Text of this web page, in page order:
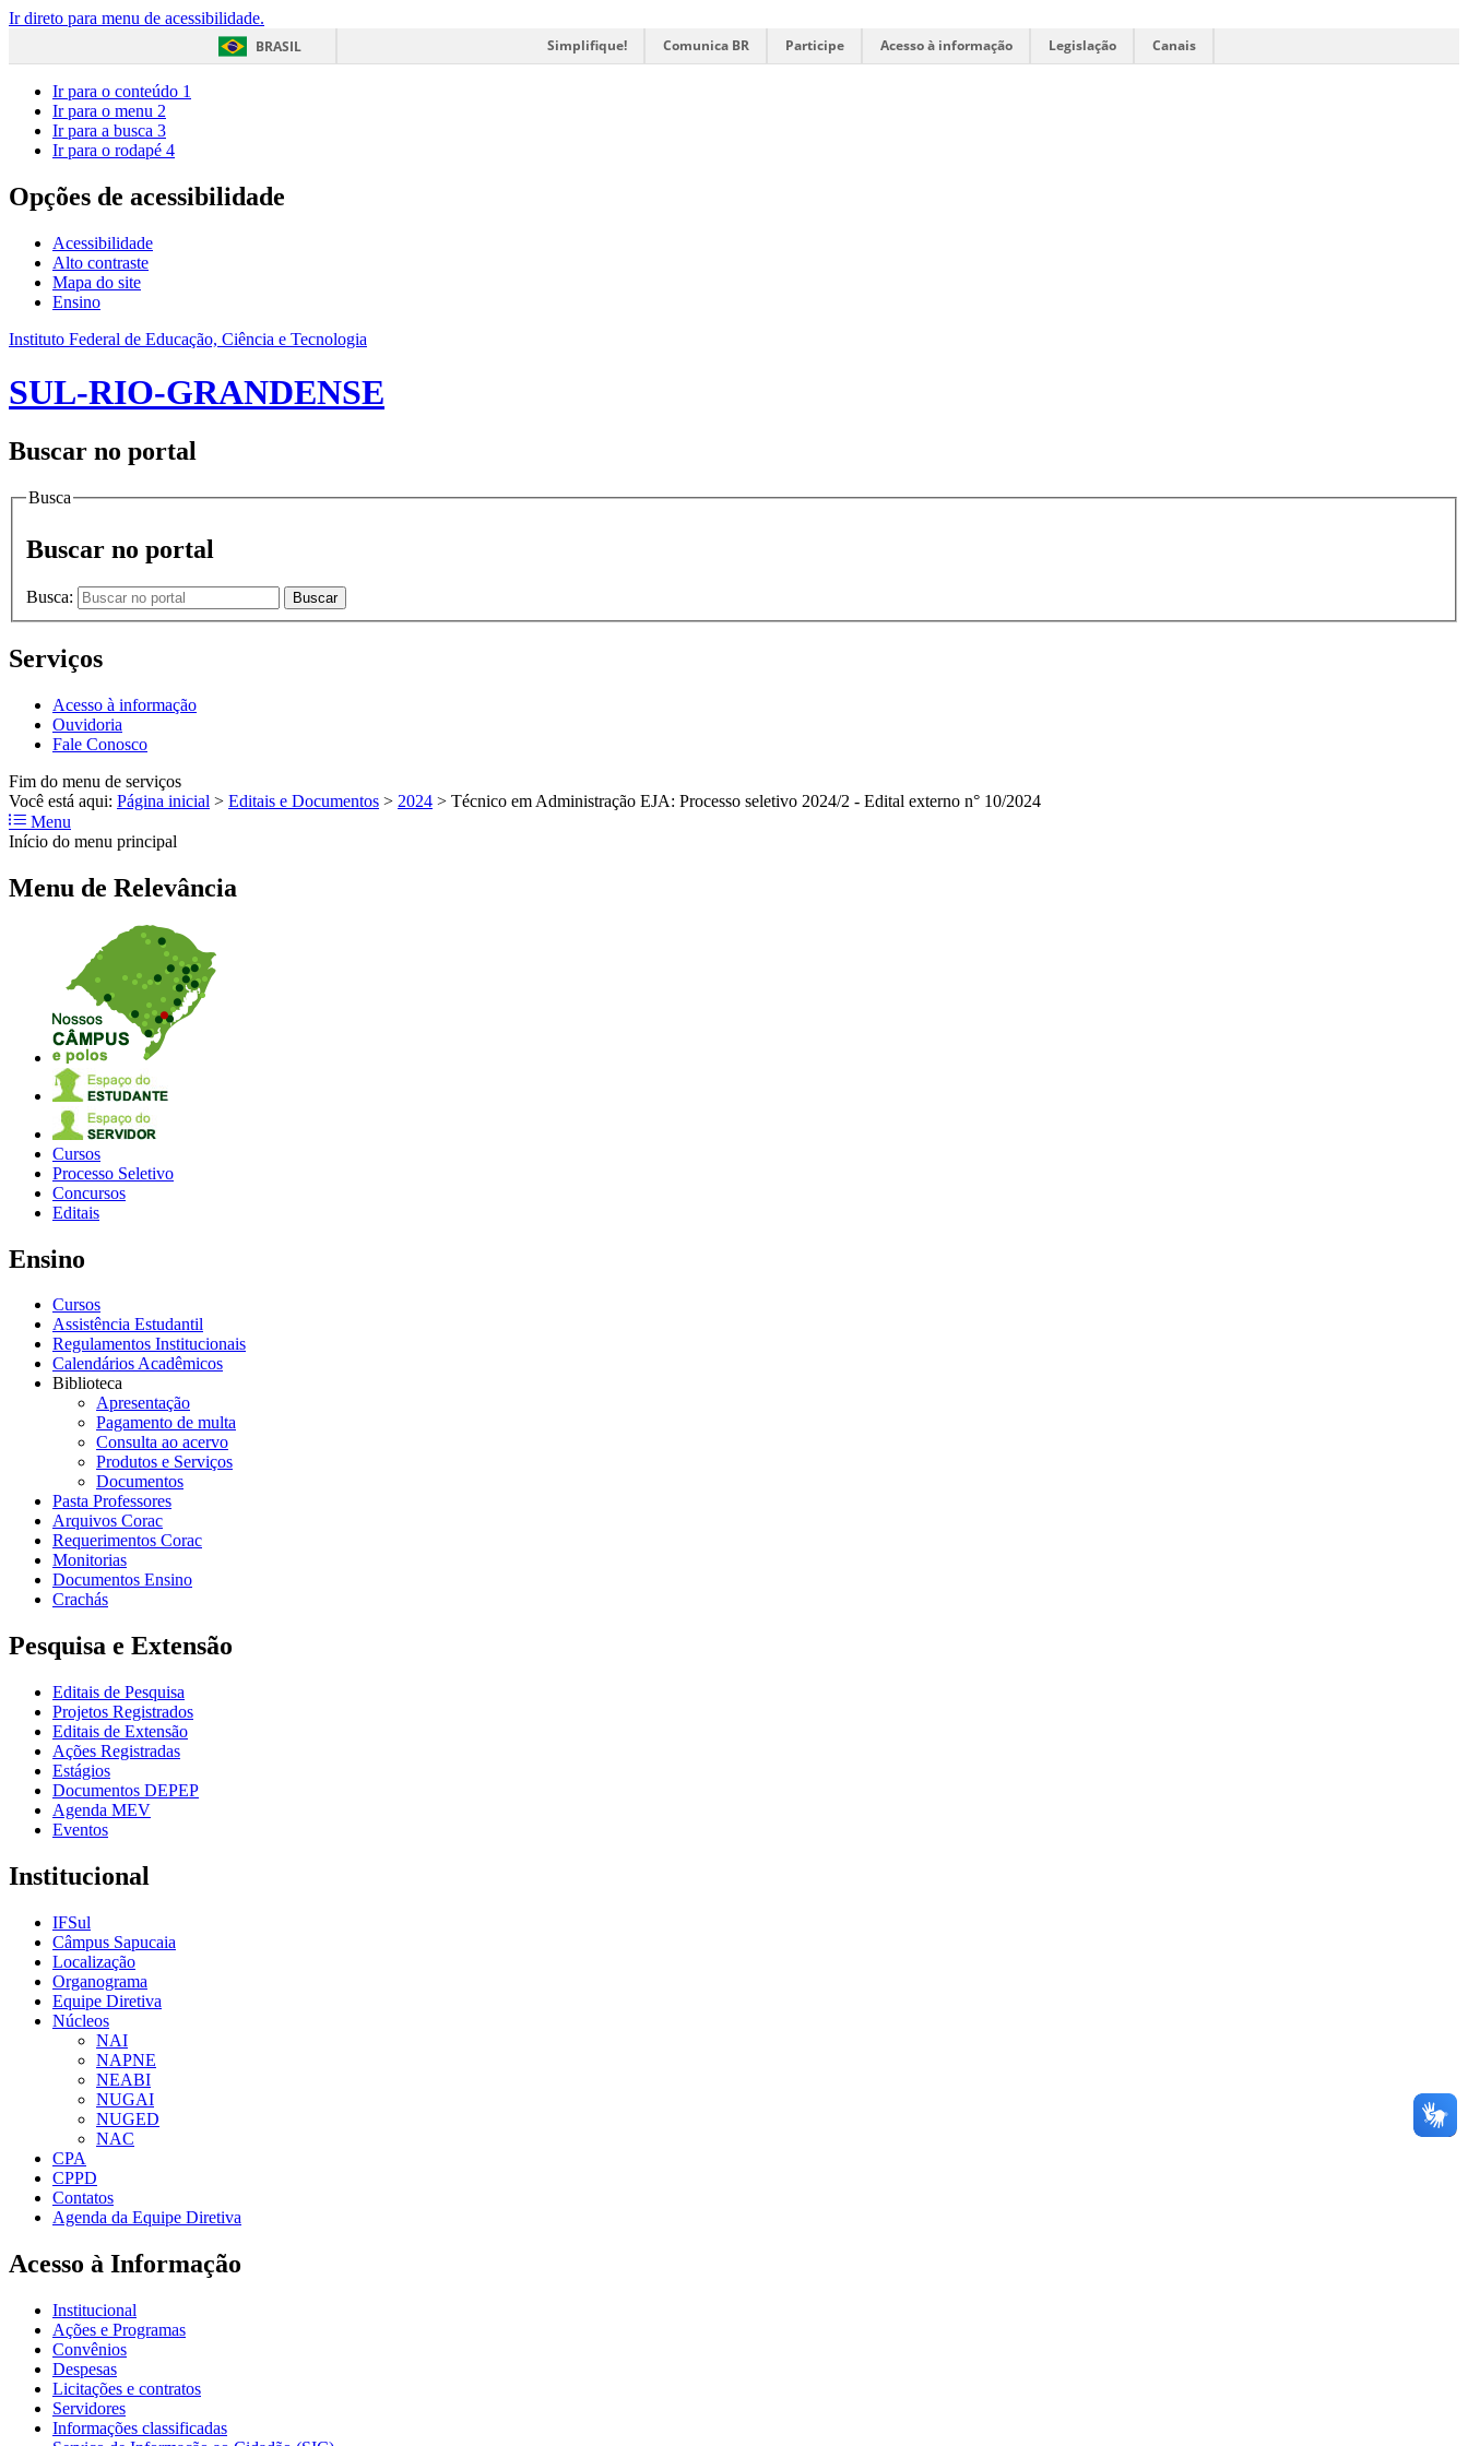
Ir direto para menu de acessibilidade.
BRASIL
Simplifique! Comunica BR Participe Acesso à informação Legislação Canais
Ir para o conteúdo 1
Ir para o menu 2
Ir para a busca 3
Ir para o rodapé 4
Opções de acessibilidade
Acessibilidade
Alto contraste
Mapa do site
Ensino
Instituto Federal de Educação, Ciência e Tecnologia
SUL-RIO-GRANDENSE
Buscar no portal
Busca
Buscar no portal
Busca: Buscar
Serviços
Acesso à informação
Ouvidoria
Fale Conosco
Fim do menu de serviços
Você está aqui: Página inicial > Editais e Documentos > 2024 > Técnico em Administração EJA: Processo seletivo 2024/2 - Edital externo n° 10/2024
Menu
Início do menu principal
Menu de Relevância
Cursos
Processo Seletivo
Concursos
Editais
Ensino
Cursos
Assistência Estudantil
Regulamentos Institucionais
Calendários Acadêmicos
Biblioteca
Apresentação
Pagamento de multa
Consulta ao acervo
Produtos e Serviços
Documentos
Pasta Professores
Arquivos Corac
Requerimentos Corac
Monitorias
Documentos Ensino
Crachás
Pesquisa e Extensão
Editais de Pesquisa
Projetos Registrados
Editais de Extensão
Ações Registradas
Estágios
Documentos DEPEP
Agenda MEV
Eventos
Institucional
IFSul
Câmpus Sapucaia
Localização
Organograma
Equipe Diretiva
Núcleos
NAI
NAPNE
NEABI
NUGAI
NUGED
NAC
CPA
CPPD
Contatos
Agenda da Equipe Diretiva
Acesso à Informação
Institucional
Ações e Programas
Convênios
Despesas
Licitações e contratos
Servidores
Informações classificadas